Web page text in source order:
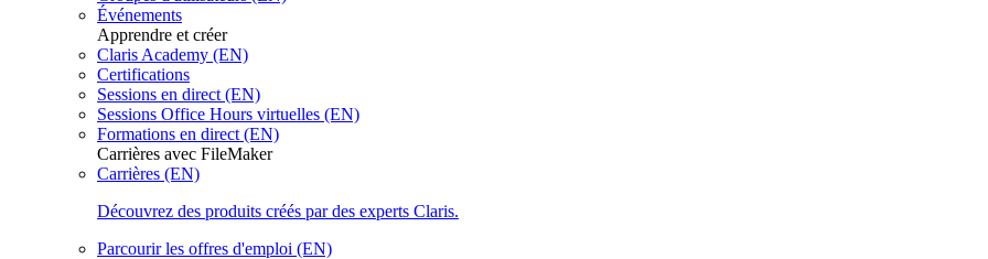
Événements
Apprendre et créer
Claris Academy (EN)
Certifications
Sessions en direct (EN)
Sessions Office Hours virtuelles (EN)
Formations en direct (EN)
Carrières avec FileMaker
Carrières (EN)
Découvrez des produits créés par des experts Claris.
Parcourir les offres d'emploi (EN)